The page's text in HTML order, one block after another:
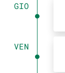
GIO
VEN